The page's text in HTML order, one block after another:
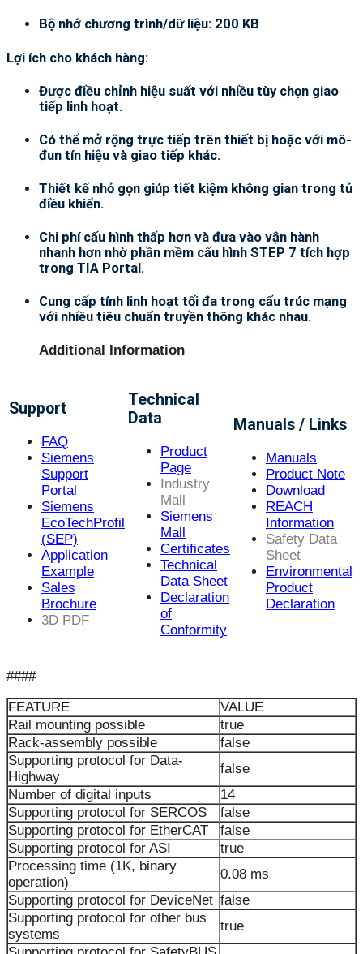
Bộ nhớ chương trình/dữ liệu: 200 KB
Lợi ích cho khách hàng:
Được điều chỉnh hiệu suất với nhiều tùy chọn giao
tiếp linh hoạt.
Có thể mở rộng trực tiếp trên thiết bị hoặc với mô-
đun tín hiệu và giao tiếp khác.
Thiết kế nhỏ gọn giúp tiết kiệm không gian trong tủ
điều khiển.
Chi phí cấu hình thấp hơn và đưa vào vận hành
nhanh hơn nhờ phần mềm cấu hình STEP 7 tích hợp
trong TIA Portal.
Cung cấp tính linh hoạt tối đa trong cấu trúc mạng
với nhiều tiêu chuẩn truyền thông khác nhau.
Additional Information
Support
FAQ
Siemens
Support
Portal
Siemens
EcoTechProfil
(SEP)
Application
Example
Sales
Brochure
3D PDF
Technical
Data
Product
Page
Industry
Mall
Siemens
Mall
Certificates
Technical
Data Sheet
Declaration
of
Conformity
Manuals / Links
Manuals
Product Note
Download
REACH
Information
Safety Data
Sheet
Environmental
Product
Declaration
####
FEATURE
VALUE
Rail mounting possible
true
Rack-assembly possible
false
Supporting protocol for Data-
Highway
false
Number of digital inputs
14
Supporting protocol for SERCOS
false
Supporting protocol for EtherCAT
false
Supporting protocol for ASI
true
Processing time (1K, binary
operation)
0.08 ms
Supporting protocol for DeviceNet false
Supporting protocol for other bus
systems
true